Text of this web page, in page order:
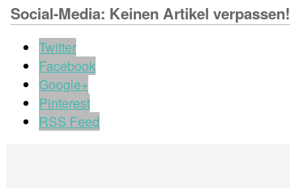
Social-Media: Keinen Artikel verpassen!
Twitter
Facebook
Google+
Pinterest
RSS Feed